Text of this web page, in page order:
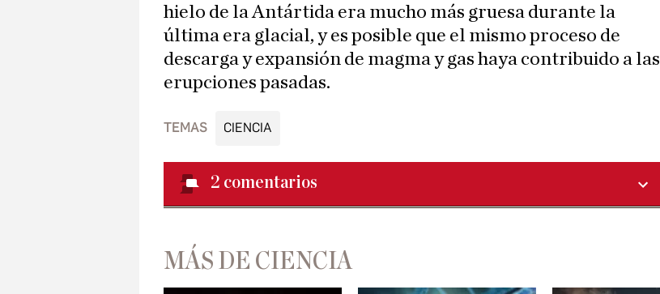
hielo de la Antártida era mucho más gruesa durante la
última era glacial, y es posible que el mismo proceso de
descarga y expansión de magma y gas haya contribuido a las
erupciones pasadas.
TEMAS CIENCIA
2 comentarios
MÁS DE CIENCIA